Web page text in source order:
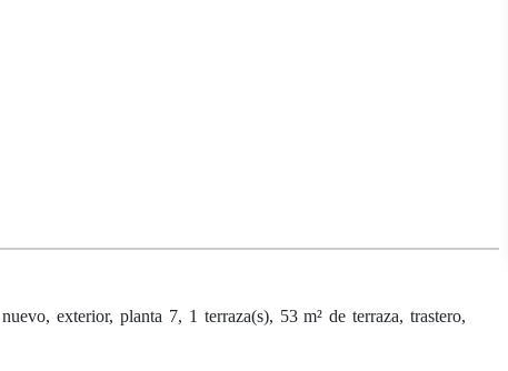
exterior, planta 7, 1 terraza(s), 53 m² de terraza, trastero,